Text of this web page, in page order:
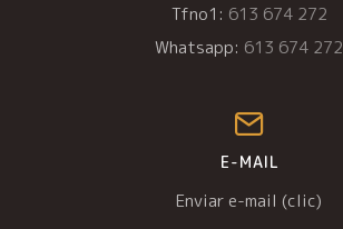
Tfno1: 613 674 272
Whatsapp: 613 674 272
E-MAIL
Enviar e-mail (clic)